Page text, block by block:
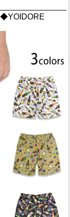
◆YOIDORE